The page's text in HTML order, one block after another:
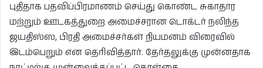
புதிதாக பதவிப்பிரமாணம் செய்து கொண்ட சுகாதார
மற்றும் ஊடகத்துறை அமைச்சரான டொக்டர் நலிந்த
ஜயதிஸ்ஸ, பிரதி அமைச்சர்கள் நியமனம் விரைவில்
இடம்பெறும் என தெரிவித்தார். தேர்தலுக்கு முன்னதாக